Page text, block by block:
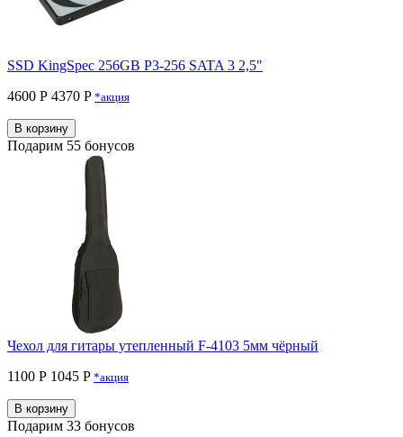
SSD KingSpec 256GB P3-256 SATA 3 2,5"
4600 Р 4370 P *акция
В корзину
Подарим 55 бонусов
Чехол для гитары утепленный F-4103 5мм чёрный
1100 Р 1045 P *акция
В корзину
Подарим 33 бонусов